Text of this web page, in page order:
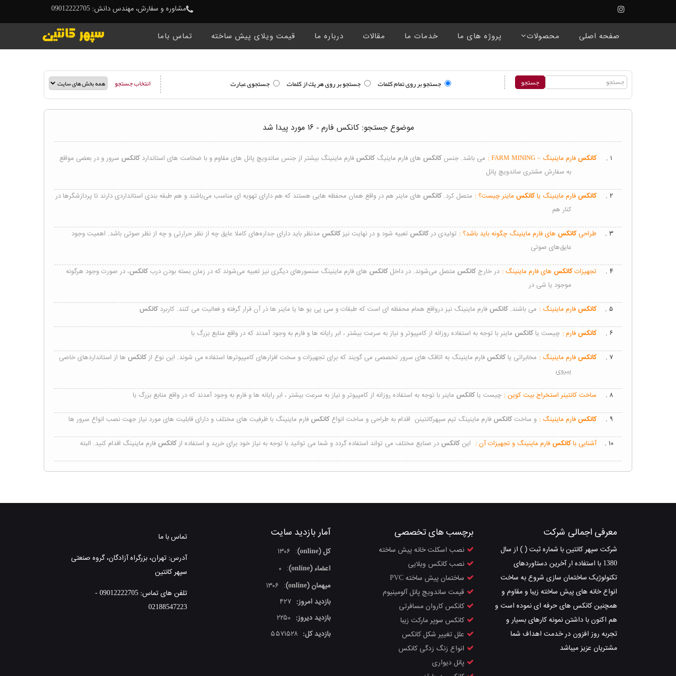
مشاوره و سفارش، مهندس دانش: 09012222705
صفحه اصلی محصولات پروژه های ما خدمات ما مقالات درباره ما قیمت ویلای پیش ساخته تماس باما
جستجو بر روی تمام كلمات جستجو بر روی هر يك از كلمات جستجوی عبارت انتخاب جستجو
موضوع جستجو: کانکس فارم - ۱۶ مورد پیدا شد
۱ . کانکسفارم ماینینگ – FARM MINING : می باشد. جنس کانکس های فارم ماینیگ کانکس فارم ماینینگ بیشتر از جنس ساندویچ پانل های مقاوم و با ضخامت های استاندارد کانکس سرور و در بعضی مواقع
به سفارش مشتری ساندویچ پانل
۲ . کانکسفارم ماینینگ یاکانکس ماینر چیست؟ : متصل کرد. کانکس ‌های ماینر هم در واقع همان محفظه‌ هایی هستند که هم دارای تهویه ‌ای مناسب می‌باشند و هم طبقه‌ بندی استانداردی دارند تا پردازشگرها در
کنار هم
۳ . طراحیکانکس ‌های فارم ماینینگ چگونه باید باشد؟ : تولیدی درکانکس تعبیه شود و در نهایت نیزکانکس ‌ مدنظر باید دارای جداره‌های کاملا عایق چه از نظر حرارتی و چه از نظر صوتی باشد. اهمیت وجود
عایق‌های صوتی
۴ . تجهیزاتکانکس ‌های فارم ماینینگ : در خارج کانکس متصل می‌شوند. در داخل کانکس ‌های فارم ماینینگ سنسورهای دیگری نیز تعبیه می‌شوند که در زمان بسته ‌بودن درب کانکس، در صورت وجود هرگونه
موجود یا شی در
۵ . کانکسفارم ماینینگ : می باشند. کانکس فارم ماینینگ نیز درواقع همام محفظه ای است که طبقات و سی پی یو ها یا ماینر ها ذر آن قرار گرفته و فعالیت می کنند. کاربرد کانکس
۶ . کانکسفارم : چیست یا کانکس ماینر با توجه به استفاده روزانه از کامپیوتر و نیاز به سرعت بیشتر ، ابر رایانه ها و فارم به وجود آمدند که در واقع منابع بزرگ با
۷ . کانکسفارم ماینینگ : مخابراتی یا کانکس فارم ماینینگ به اتاقک های سرور تخصصی می گویند که برای تجهیزات و سخت افزارهای کامپیوترها استفاده می شوند. این نوع ازکانکس ها از استانداردهای خاصی
پیروی
۸ . ساخت کانتینر استخراج بیت کوین : چیست یا کانکس ماینر با توجه به استفاده روزانه از کامپیوتر و نیاز به سرعت بیشتر ، ابر رایانه ها و فارم به وجود آمدند که در واقع منابع بزرگ با
۹ . کانکسفارم ماینینگ : و ساخت کانکس فارم ماینینگ تیم سپهرکانتینن اقدام به طراحی و ساخت انواع کانکس فارم ماینینگ با ظرفیت های مختلف و دارای قابلیت های مورد نیاز جهت نصب انواع سرور ها
۱۰ . آشنایی باکانکسفارم ماینینگ و تجهیزات آن : این کانکس در صنایع مختلف می تواند استفاده گردد و شما می توانید با توجه به نیاز خود برای خرید و استفاده ازکانکس فارم ماینینگ اقدام کنید. البته
معرفی اجمالی شرکت
شرکت سپهر کانتین با شماره ثبت ( ) از سال
1380 با استفاده ار آخرین دستاوردهای
تکنولوژیک ساختمان سازی شروع به ساخت
انواع خانه های پیش ساخته زیبا و مقاوم و
همچنین کانکس های حرفه ای نموده است و
هم اکنون با داشتن نمونه کارهای بسیار و
تجربه روز افزون در خدمت اهداف شما
مشتریان عزیز میباشد
برچسب های تخصصی
نصب اسکلت خانه پیش ساخته
نصب کانکس ویلایی
ساختمان پیش ساخته PVC
قیمت ساندویچ پانل آلومینیوم
کانکس کاروان مسافرتی
کانکس سوپر مارکت زیبا
علل تغییر شکل کانکس
انواع زنگ زدگی کانکس
پانل دیواری
آمار بازدید سایت
کل (online) :
۱۳۰۶
اعضاء (online)
:
۰
میهمان (online)
:
۱۳۰۶
بازدید امروز: ۴۲۷
بازدید دیروز: ۲۲۵۰
بازدید کل: ۵۵۷۱۵۲۸
تماس با ما
آدرس: تهران، بزرگراه آزادگان، گروه صنعتی
سپهر کانتین
تلفن های تماس: 09012222705 -
02188547223